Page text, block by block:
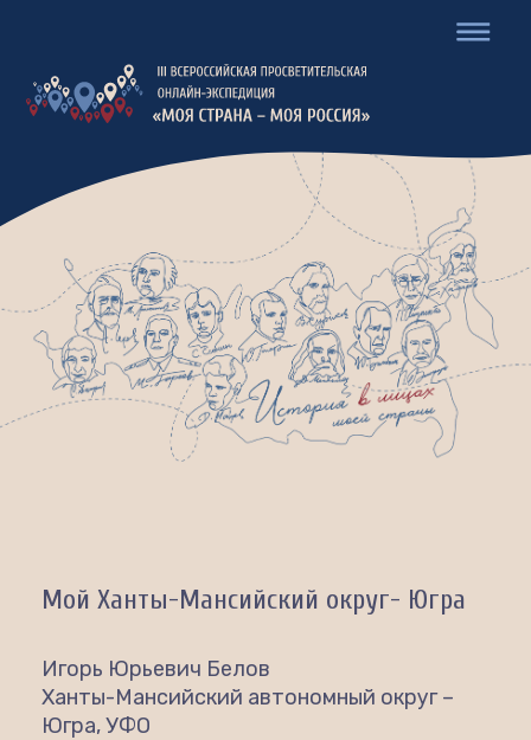
Мой Ханты-Мансийский округ- Югра
Игорь Юрьевич Белов
Ханты-Мансийский автономный округ –
Югра, УФО